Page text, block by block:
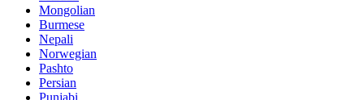
Mongolian
Burmese
Nepali
Norwegian
Pashto
Persian